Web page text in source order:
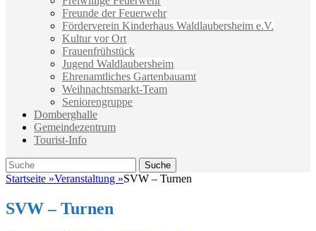
Freunde der Feuerwehr
Förderverein Kinderhaus Waldlaubersheim e.V.
Kultur vor Ort
Frauenfrühstück
Jugend Waldlaubersheim
Ehrenamtliches Gartenbauamt
Weihnachtsmarkt-Team
Seniorengruppe
Domberghalle
Gemeindezentrum
Tourist-Info
Suche
Suche
nach:
Startseite »Veranstaltung »SVW – Turnen
SVW – Turnen